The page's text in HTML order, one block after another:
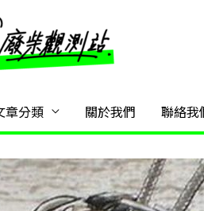
章分類 關於我們 聯絡我